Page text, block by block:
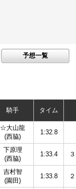
予想一覧
騎手 タイム
☆大山龍
(西脇)
1:32.8
下原理
(西脇)
1:33.4
吉村智
(園田)
1:33.8